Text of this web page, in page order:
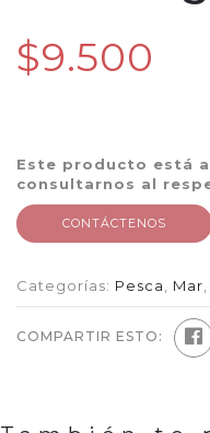
$9.500
Este producto está
consultarnos al
CONTÁCTENOS
Categorías: Pesca Mar
COMPARTIR ESTO: